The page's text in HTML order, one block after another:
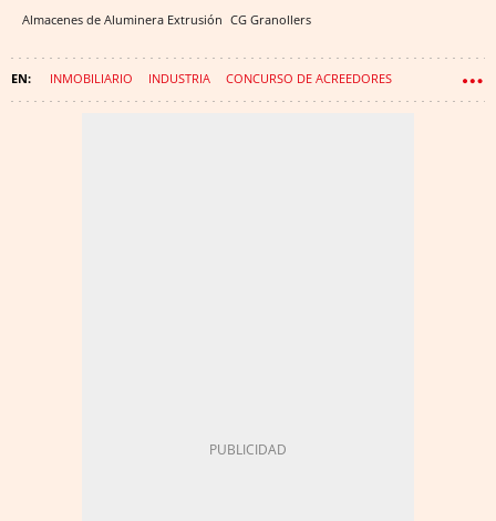
Almacenes de Aluminera Extrusión CG Granollers
INMOBILIARIO INDUSTRIA CONCURSO DE ACREEDORES